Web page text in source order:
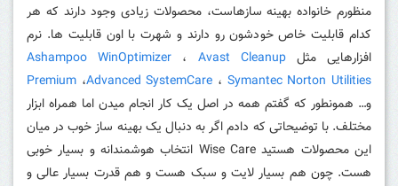
منظورم خانواده بهینه سازهاست، محصولات زیادی وجود دارند که هر
کدام قابلیت خاص خودشون رو دارند و شهرت با اون قابلیت ها. نرم
افزارهایی مثل
Ashampoo WinOptimizer ، Avast Cleanup
Premium ،Advanced SystemCare ، Symantec Norton Utilities
و… همونطور که گفتم همه در اصل یک کار انجام میدن اما همراه ابزار
مختلف.با توضیحاتی که دادم اگر به دنبال یک بهینه ساز خوب در میان
این محصولات هستید Wise Care انتخاب هوشمندانه و بسیار خوبی
هست. چون هم بسیار لایت و سبک هست و هم قدرت بسیار عالی و